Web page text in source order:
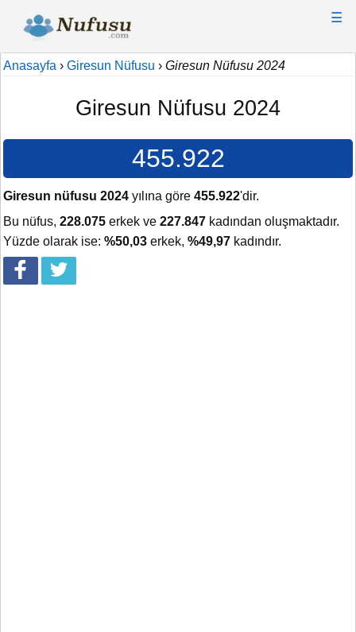
☰
Anasayfa › Giresun Nüfusu › Giresun Nüfusu 2024
Giresun Nüfusu 2024
455.922
Giresun nüfusu 2024 yılına göre 455.922'dir.
Bu nüfus, 228.075 erkek ve 227.847 kadından oluşmaktadır.
Yüzde olarak ise: %50,03 erkek, %49,97 kadındır.